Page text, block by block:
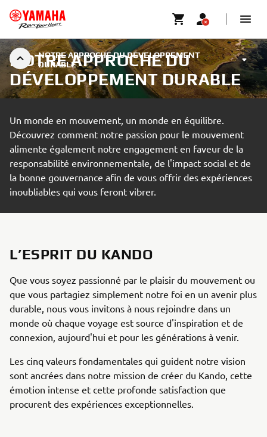
NOTRE APPROCHE DU DÉVELOPPEMENT
DURABLE
NOTRE APPROCHE DU
DÉVELOPPEMENT DURABLE
Un monde en mouvement, un monde en équilibre.
Découvrez comment notre passion pour le mouvement
alimente également notre engagement en faveur de la
responsabilité environnementale, de l'impact social et de
la bonne gouvernance afin de vous offrir des expériences
inoubliables qui vous feront vibrer.
L’ESPRIT DU KANDO
Que vous soyez passionné par le plaisir du mouvement ou
que vous partagiez simplement notre foi en un avenir plus
durable, nous vous invitons à nous rejoindre dans un
monde où chaque voyage est source d'inspiration et de
connexion, aujourd'hui et pour les générations à venir.
Les cinq valeurs fondamentales qui guident notre vision
sont ancrées dans notre mission de créer du Kando, cette
émotion intense et cette profonde satisfaction que
procurent des expériences exceptionnelles.